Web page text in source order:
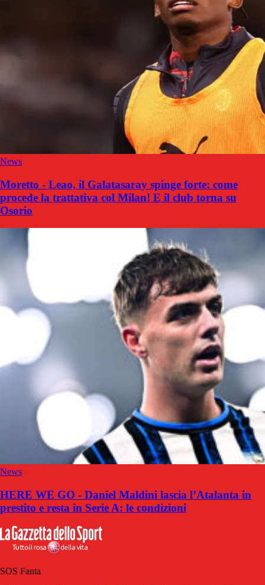
News
Moretto - Leao, il Galatasaray spinge forte: come
procede la trattativa col Milan! E il club torna su
Osorio
News
HERE WE GO - Daniel Maldini lascia l’Atalanta in
prestito e resta in Serie A: le condizioni
SOS Fanta